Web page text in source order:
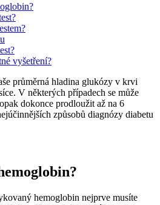
vyšetření?
průměrná hladina glukózy v krvi
V některých případech se může
dokonce prodloužit až na 6
způsobů diagnózy diabetu
hemoglobin nejprve musíte